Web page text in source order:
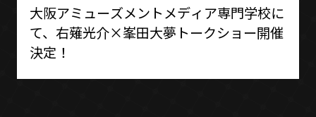
大阪アミューズメントメディア専門学校に
て、右薙光介×峯田大夢トークショー開催
決定！